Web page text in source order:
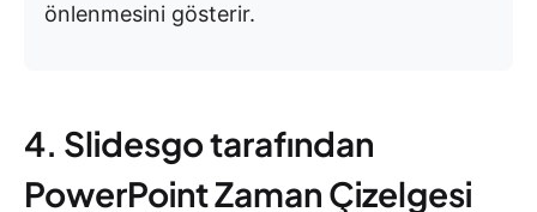
önlenmesini gösterir.
4. Slidesgo tarafından
PowerPoint Zaman Çizelgesi